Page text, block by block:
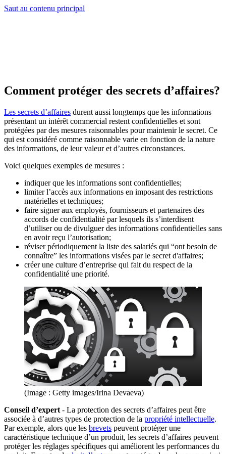
Saut au contenu principal
Comment protéger des secrets d’affaires?
Les secrets d’affaires durent aussi longtemps que les informations
présentant un intérêt commercial restent confidentielles et sont
protégées par des mesures raisonnables pour maintenir le secret. Ce
qui est considéré comme raisonnable varie en fonction de la nature
des informations, de leur valeur et d’autres circonstances.
Voici quelques exemples de mesures :
indiquer que les informations sont confidentielles;
limiter l’accès aux informations en imposant des restrictions
matérielles et techniques;
faire signer aux employés, fournisseurs et partenaires des
accords de confidentialité par lesquels ils s’interdisent
d’utiliser ou de divulguer des informations confidentielles sans
en avoir reçu l’autorisation;
réviser périodiquement la liste des salariés qui “ont besoin de
connaître” les informations visées par le secret d'affaires;
créer une culture d’entreprise qui fait du respect de la
confidentialité une priorité.
(Image : Getty images/Irina Devaeva)
Conseil d’expert - La protection des secrets d’affaires peut être
associée à d’autres types de protection de la propriété intellectuelle.
Par exemple, alors que les brevets peuvent protéger une
caractéristique technique d’un produit, les secrets d’affaires peuvent
protéger les réglages spécifiques qui améliorent les performances du